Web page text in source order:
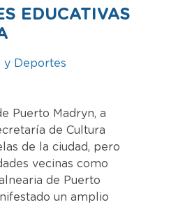
EDUCATIVAS
y Deportes
Puerto Madryn, a
de Cultura
de la ciudad, pero
vecinas como
de Puerto
un amplio